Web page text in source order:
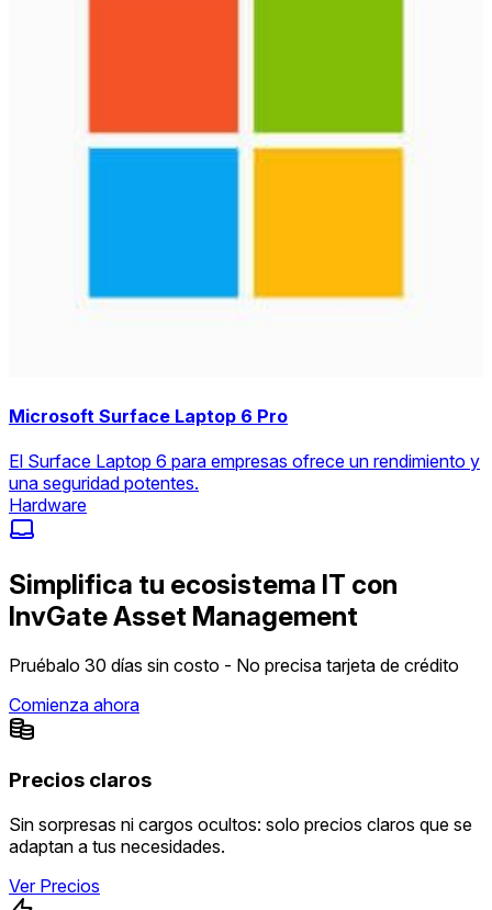
Microsoft Surface Laptop 6 Pro
El Surface Laptop 6 para empresas ofrece un rendimiento y
una seguridad potentes.
Hardware
Simplifica tu ecosistema IT con
InvGate Asset Management
Pruébalo 30 días sin costo - No precisa tarjeta de crédito
Comienza ahora
Precios claros
Sin sorpresas ni cargos ocultos: solo precios claros que se
adaptan a tus necesidades.
Ver Precios